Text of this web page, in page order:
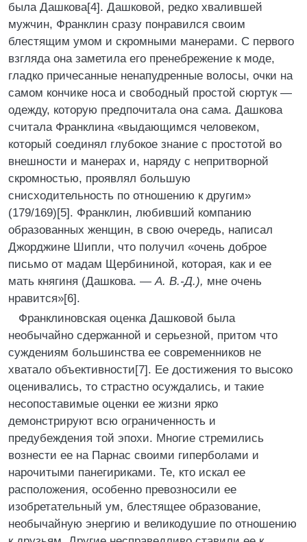
была Дашкова[4]. Дашковой, редко хвалившей
мужчин, Франклин сразу понравился своим
блестящим умом и скромными манерами. С первого
взгляда она заметила его пренебрежение к моде,
гладко причесанные ненапудренные волосы, очки на
самом кончике носа и свободный простой сюртук —
одежду, которую предпочитала она сама. Дашкова
считала Франклина «выдающимся человеком,
который соединял глубокое знание с простотой во
внешности и манерах и, наряду с непритворной
скромностью, проявлял большую
снисходительность по отношению к другим»
(179/169)[5]. Франклин, любивший компанию
образованных женщин, в свою очередь, написал
Джорджине Шипли, что получил «очень доброе
письмо от мадам Щербининой, которая, как и ее
мать княгиня (Дашкова. —А. В.-Д.), мне очень
нравится»[6].
Франклиновская оценка Дашковой была
необычайно сдержанной и серьезной, притом что
суждениям большинства ее современников не
хватало объективности[7]. Ее достижения то высоко
оценивались, то страстно осуждались, и такие
несопоставимые оценки ее жизни ярко
демонстрируют всю ограниченность и
предубеждения той эпохи. Многие стремились
вознести ее на Парнас своими гиперболами и
нарочитыми панегириками. Те, кто искал ее
расположения, особенно превозносили ее
изобретательный ум, блестящее образование,
необычайную энергию и великодушие по отношению